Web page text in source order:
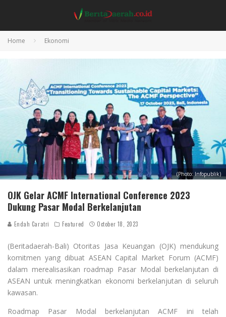
Home Ekonomi
(Photo: Infopublik)
OJK Gelar ACMF International Conference 2023
Dukung Pasar Modal Berkelanjutan
Endah Caratri Featured October 18, 2023
(Beritadaerah-Bali) Otoritas Jasa Keuangan (OJK) mendukung
komitmen yang dibuat ASEAN Capital Market Forum (ACMF)
dalam merealisasikan roadmap Pasar Modal berkelanjutan di
ASEAN untuk meningkatkan ekonomi berkelanjutan di seluruh
kawasan.
Roadmap Pasar Modal berkelanjutan ACMF ini telah